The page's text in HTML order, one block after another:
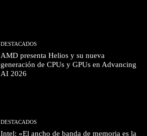
DESTACADOS
AMD presenta Helios y su nueva
generación de CPUs y GPUs en Advancing
AI 2026
DESTACADOS
Intel: «El ancho de banda de memoria es la